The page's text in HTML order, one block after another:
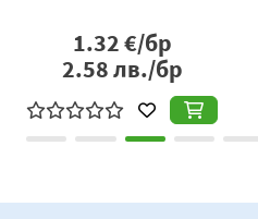
1.32€/бр
2.58лв./бр